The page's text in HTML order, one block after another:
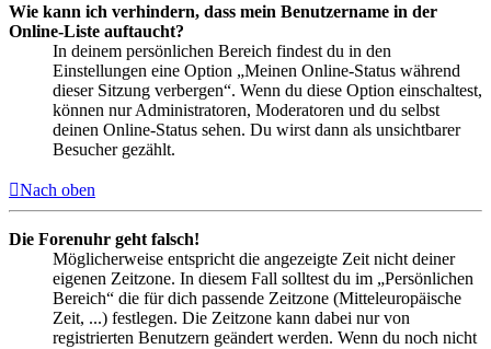
Wie kann ich verhindern, dass mein Benutzername in der
Online-Liste auftaucht?
In deinem persönlichen Bereich findest du in den
Einstellungen eine Option „Meinen Online-Status während
dieser Sitzung verbergen“. Wenn du diese Option einschaltest,
können nur Administratoren, Moderatoren und du selbst
deinen Online-Status sehen. Du wirst dann als unsichtbarer
Besucher gezählt.
Nach oben
Die Forenuhr geht falsch!
Möglicherweise entspricht die angezeigte Zeit nicht deiner
eigenen Zeitzone. In diesem Fall solltest du im „Persönlichen
Bereich“ die für dich passende Zeitzone (Mitteleuropäische
Zeit, ...) festlegen. Die Zeitzone kann dabei nur von
registrierten Benutzern geändert werden. Wenn du noch nicht